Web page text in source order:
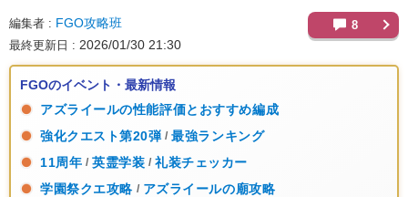
編集者 FGO攻略班
最終更新日 2026/01/30 21:30
8
FGOのイベント・最新情報
アズライールの性能評価とおすすめ編成
強化クエスト第20弾 / 最強ランキング
11周年 / 英霊学装 / 礼装チェッカー
学園祭クエ攻略 / アズライールの廟攻略